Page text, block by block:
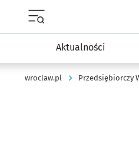
Aktualności
wroclaw.pl Przedsiębiorczy